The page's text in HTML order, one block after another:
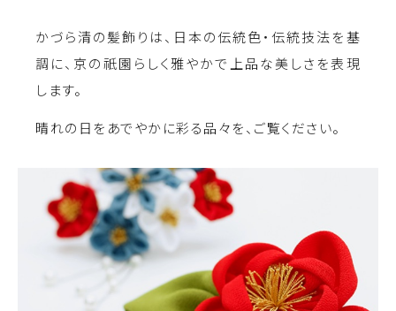
かづら清の髪飾りは、日本の伝統色・伝統技法を基
調に、京の祇園らしく雅やかで上品な美しさを表現
します。
晴れの日をあでやかに彩る品々を、ご覧ください。